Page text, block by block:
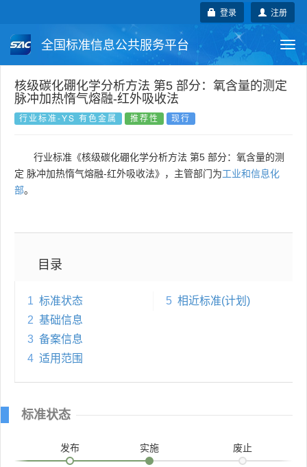
注册
登录
全国标准信息公共服务平台
国家标准 行业标准 地方标准
团体标准 企业标准
国外标准 技术委员会
核级碳化硼化学分析方法 第5 部分：氧含量的测定
脉冲加热惰气熔融-红外吸收法
行业标准-YS 有色金属 推荐性 现行
行业标准《核级碳化硼化学分析方法 第5 部分：氧含量的测
定 脉冲加热惰气熔融-红外吸收法》，主管部门为工业和信息化
部。
目录
1 标准状态
2 基础信息
3 备案信息
4 适用范围
5 相近标准(计划)
标准状态
发布 实施 废止